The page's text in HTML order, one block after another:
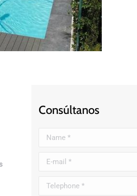
Consúltanos
Name *
E-mail *
Telephone *